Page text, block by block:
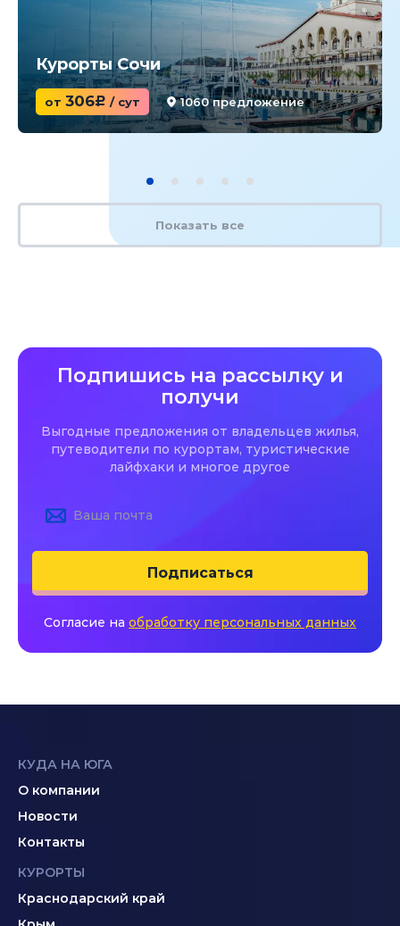
Курорты Сочи
от 306c / сут 1060 предложение
Показать все
Подпишись на рассылку и
получи
Выгодные предложения от владельцев жилья,
путеводители по курортам, туристические
лайфхаки и многое другое
Подписаться
Согласие на обработку персональных данных
КУДА НА ЮГА
О компании
Новости
Контакты
КУРОРТЫ
Краснодарский край